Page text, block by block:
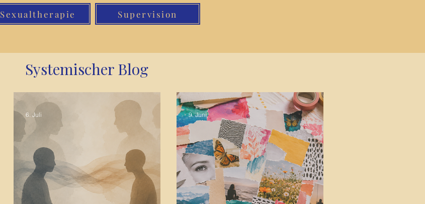
Sexualtherapie Supervision
Systemischer Blog
6. Juli 9. Juni